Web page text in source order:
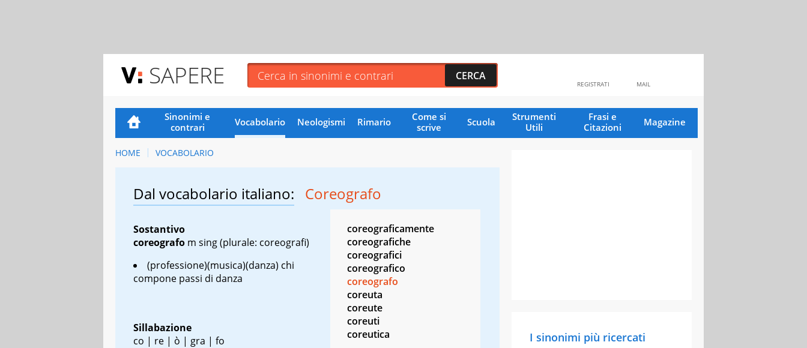
SAPERE MAIL
REGISTRATI
Sinonimi e
contrari
Vocabolario Neologismi Rimario
Come si
scrive
Scuola
Strumenti
Utili
Frasi e
Citazioni
Magazine
HOME VOCABOLARIO
Dal vocabolario italiano: Coreografo
Sostantivo
coreografo m sing(plurale: coreografi)
(professione)(musica)(danza) chi
compone passi di danza
Sillabazione
co | re | ò | gra | fo
coreograficamente
coreografiche
coreografici
coreografico
coreografo
coreuta
coreute
coreuti
coreutica
I sinonimi più ricercati